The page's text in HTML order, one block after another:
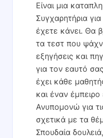
Είναι μια
Συγχαρητήρια
έχετε κάνει. Θα
τα τεστ που
εξηγήσεις και
για τον εαυτό
έχει κάθε
και έναν
Ανυπομονώ για
σχετικά με τα
Σπουδαία